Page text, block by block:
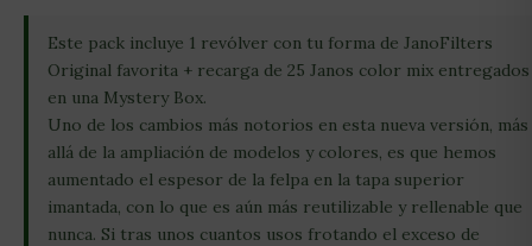
Este pack incluye 1 revólver con tu forma de JanoFilters
Original favorita + recarga de 25 Janos color mix entregados
en una Mystery Box.
Uno de los cambios más notorios en esta nueva versión, más
allá de la ampliación de modelos y colores, es que hemos
aumentado el espesor de la felpa en la tapa superior
imantada, con lo que es aún más reutilizable y rellenable que
nunca. Si tras unos cuantos usos frotando el exceso de